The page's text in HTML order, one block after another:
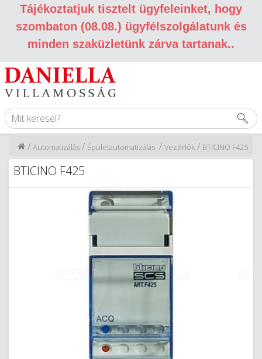
Tájékoztatjuk tisztelt ügyfeleinket, hogy
szombaton (08.08.) ügyfélszolgálatunk és
minden szaküzletünk zárva tartanak..
BTICINO F425
/
Vezérlők
/
Épületautomatizálás
/
Automatizálás
/
BTICINO F425